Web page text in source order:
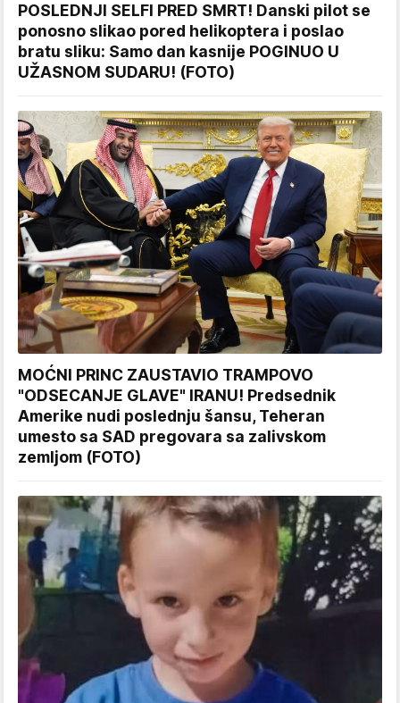
POSLEDNJI SELFI PRED SMRT! Danski pilot se
ponosno slikao pored helikoptera i poslao
bratu sliku: Samo dan kasnije POGINUO U
UŽASNOM SUDARU! (FOTO)
MOĆNI PRINC ZAUSTAVIO TRAMPOVO
"ODSECANJE GLAVE" IRANU! Predsednik
Amerike nudi poslednju šansu, Teheran
umesto sa SAD pregovara sa zalivskom
zemljom (FOTO)